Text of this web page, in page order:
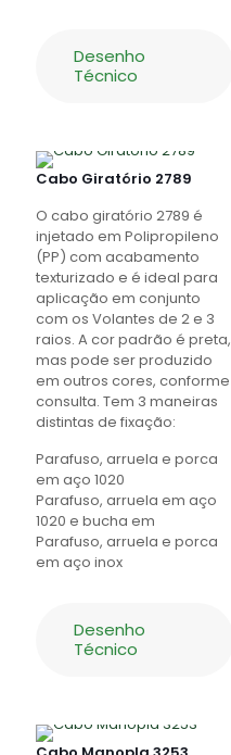
Desenho
Técnico
Cabo Giratório 2789
O cabo giratório 2789 é
injetado em Polipropileno
(PP) com acabamento
texturizado e é ideal para
aplicação em conjunto
com os Volantes de 2 e 3
raios. A cor padrão é preta,
mas pode ser produzido
em outros cores, conforme
consulta. Tem 3 maneiras
distintas de fixação:
Parafuso, arruela e porca
em aço 1020
Parafuso, arruela em aço
1020 e bucha em
Parafuso, arruela e porca
em aço inox
Desenho
Técnico